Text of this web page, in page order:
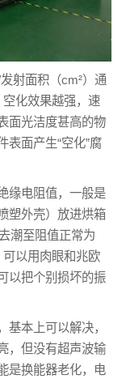
射面积（cm²）通
化效果越强，速
面光洁度甚高的物
表面产生“空化”腐
缘电阻值，一般是
塑外壳）放进烘箱
潮至阻值正常为
以用肉眼和兆欧
以把个别损坏的振
本上可以解决，
，但没有超声波输
是换能器老化，电